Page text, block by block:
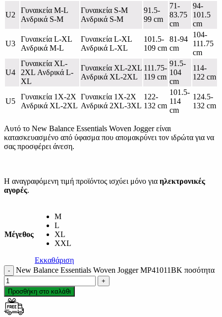
U2
Γυναικεία M-L
Ανδρικά S-M
Γυναικεία S-M
Ανδρικά S-M
91.5-
99 cm
71-
83.75
cm
94-
101.5
cm
U3
Γυναικεία L-XL
Ανδρικά M-L
Γυναικεία L-XL
Ανδρικά L-XL
101.5-
109 cm
81-94
cm
104-
111.75
cm
U4
Γυναικεία XL-
2XL Ανδρικά L-
XL
Γυναικεία XL-2XL
Ανδρικά XL-2XL
111.75-
119 cm
91.5-
104
cm
114-
122 cm
U5
Γυναικεία 1X-2X
Ανδρικά XL-2XL
Γυναικεία 1X-2X
Ανδρικά 2XL-3XL
122-
132 cm
101.5-
114
cm
124.5-
132 cm
Αυτό το New Balance Essentials Woven Jogger είναι
κατασκευασμένο από ύφασμα που απομακρύνει τον ιδρώτα για να
σας προσφέρει άνεση.
Η αναγραφόμενη τιμή προϊόντος ισχύει μόνο για ηλεκτρονικές
αγορές.
Μέγεθος
M
L
XL
XXL
Εκκαθάριση
New Balance Essentials Woven Jogger MP41011BK ποσότητα
Προσθήκη στο καλάθι